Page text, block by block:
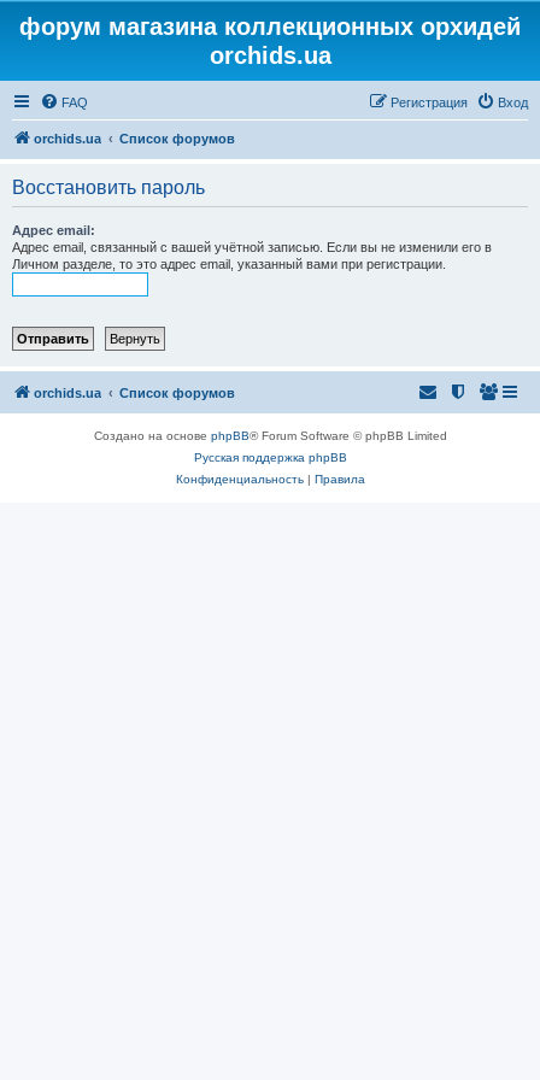
форум магазина коллекционных орхидей
orchids.ua
FAQ Вход
Регистрация
orchids.ua Список форумов
Восстановить пароль
Адрес email:
Адрес email, связанный с вашей учётной записью. Если вы не изменили его в
Личном разделе, то это адрес email, указанный вами при регистрации.
orchids.ua Список форумов
Создано на основе phpBB® Forum Software © phpBB Limited
Русская поддержка phpBB
Конфиденциальность| Правила